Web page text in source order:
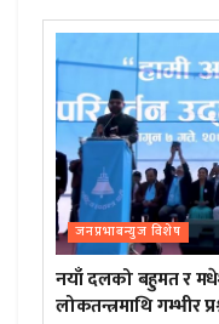
जनप्रभाबन्युज विशेष
नयाँ दलको बहुमत र
लोकतन्त्रमाथि गम्भीर